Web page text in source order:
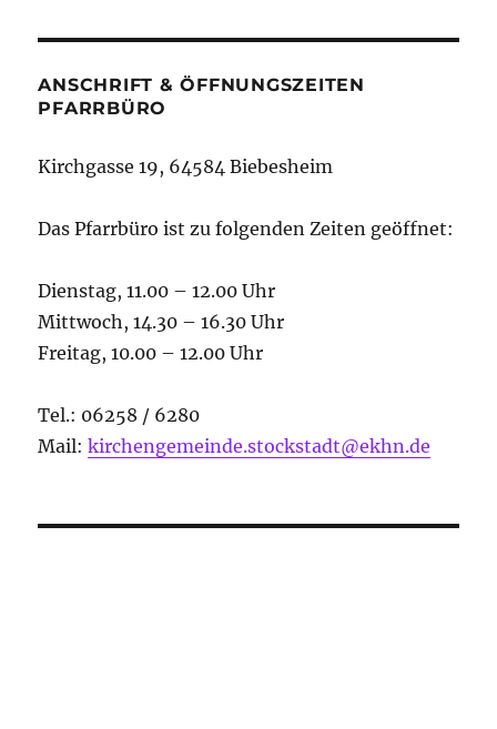
ANSCHRIFT & ÖFFNUNGSZEITEN
PFARRBÜRO
Kirchgasse 19, 64584 Biebesheim
Das Pfarrbüro ist zu folgenden Zeiten geöffnet:
Dienstag, 11.00 – 12.00 Uhr
Mittwoch, 14.30 – 16.30 Uhr
Freitag, 10.00 – 12.00 Uhr
Tel.: 06258 / 6280
Mail:kirchengemeinde.stockstadt@ekhn.de